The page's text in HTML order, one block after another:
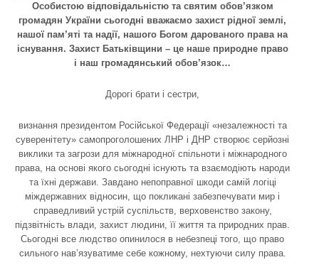
Особистою відповідальністю та святим обов’язком
громадян України сьогодні вважаємо захист рідної землі,
нашої пам’яті та надії, нашого Богом дарованого права на
існування. Захист Батьківщини – це наше природне право
і наш громадянський обов’язок…
Дорогі брати і сестри,
визнання президентом Російської Федерації «незалежності та
суверенітету» самопроголошених ЛНР і ДНР створює серйозні
виклики та загрози для міжнародної спільноти і міжнародного
права, на основі якого сьогодні існують та взаємодіють народи
та їхні держави. Завдано непоправної шкоди самій логіці
міждержавних відносин, що покликані забезпечувати мир і
справедливий устрій суспільств, верховенство закону,
підзвітність влади, захист людини, її життя та природних прав.
Сьогодні все людство опинилося в небезпеці того, що право
сильного нав’язуватиме себе кожному, нехтуючи силу права.